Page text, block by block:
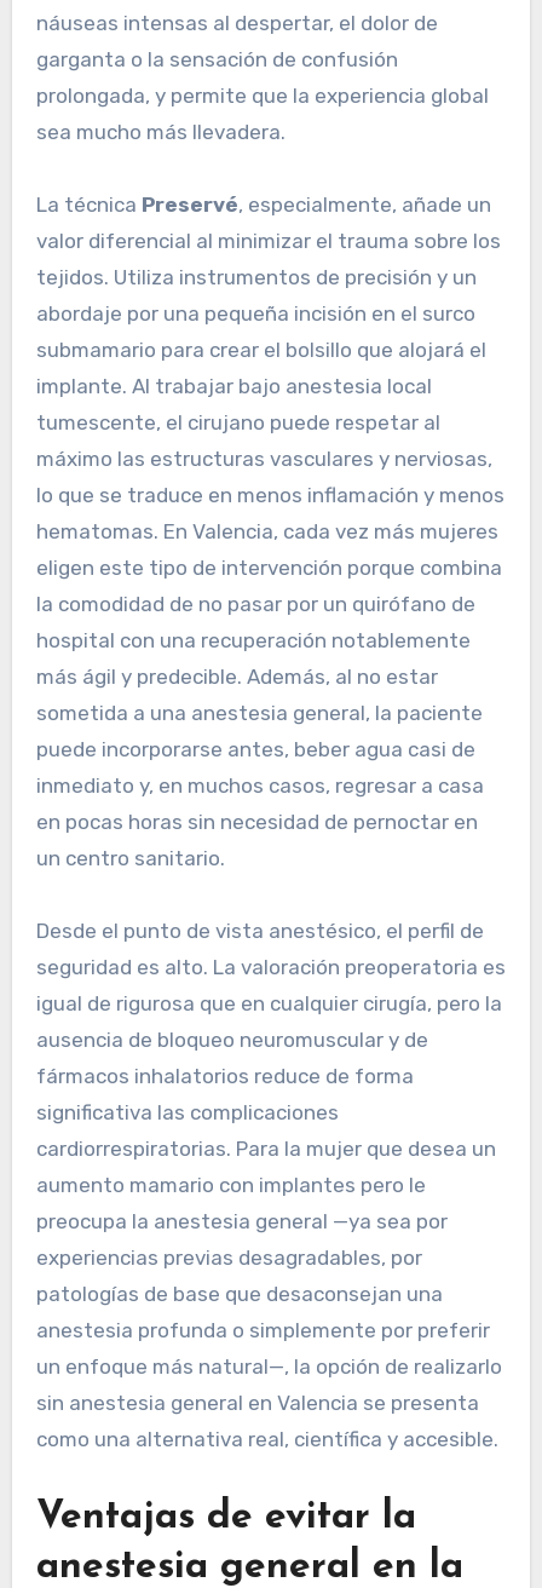
náuseas intensas al despertar, el dolor de
garganta o la sensación de confusión
prolongada, y permite que la experiencia global
sea mucho más llevadera.
La técnica Preservé, especialmente, añade un
valor diferencial al minimizar el trauma sobre los
tejidos. Utiliza instrumentos de precisión y un
abordaje por una pequeña incisión en el surco
submamario para crear el bolsillo que alojará el
implante. Al trabajar bajo anestesia local
tumescente, el cirujano puede respetar al
máximo las estructuras vasculares y nerviosas,
lo que se traduce en menos inflamación y menos
hematomas. En Valencia, cada vez más mujeres
eligen este tipo de intervención porque combina
la comodidad de no pasar por un quirófano de
hospital con una recuperación notablemente
más ágil y predecible. Además, al no estar
sometida a una anestesia general, la paciente
puede incorporarse antes, beber agua casi de
inmediato y, en muchos casos, regresar a casa
en pocas horas sin necesidad de pernoctar en
un centro sanitario.
Desde el punto de vista anestésico, el perfil de
seguridad es alto. La valoración preoperatoria es
igual de rigurosa que en cualquier cirugía, pero la
ausencia de bloqueo neuromuscular y de
fármacos inhalatorios reduce de forma
significativa las complicaciones
cardiorrespiratorias. Para la mujer que desea un
aumento mamario con implantes pero le
preocupa la anestesia general —ya sea por
experiencias previas desagradables, por
patologías de base que desaconsejan una
anestesia profunda o simplemente por preferir
un enfoque más natural—, la opción de realizarlo
sin anestesia general en Valencia se presenta
como una alternativa real, científica y accesible.
Ventajas de evitar la
anestesia general en la